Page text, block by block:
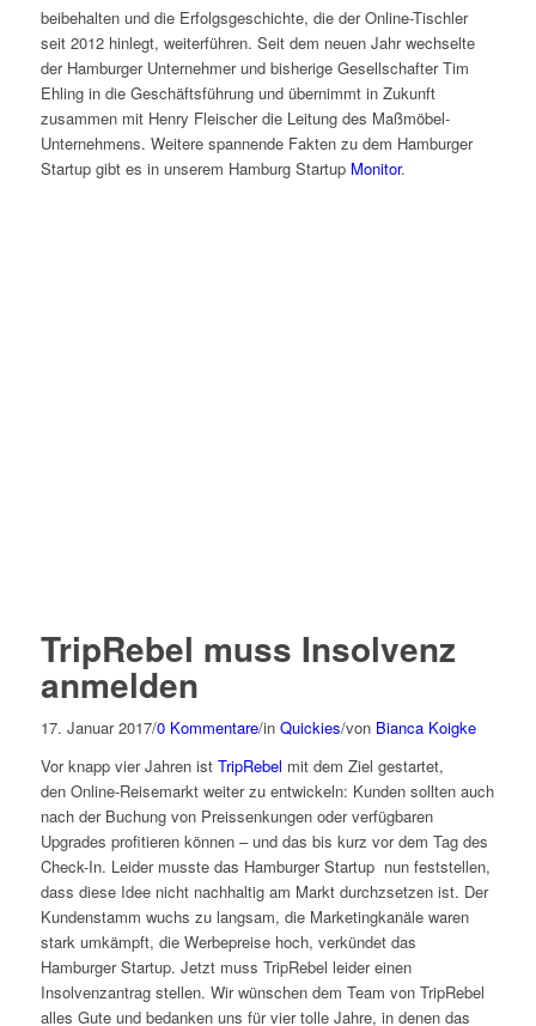
beibehalten und die Erfolgsgeschichte, die der Online-Tischler
seit 2012 hinlegt, weiterführen. Seit dem neuen Jahr wechselte
der Hamburger Unternehmer und bisherige Gesellschafter Tim
Ehling in die Geschäftsführung und übernimmt in Zukunft
zusammen mit Henry Fleischer die Leitung des Maßmöbel-
Unternehmens. Weitere spannende Fakten zu dem Hamburger
Startup gibt es in unserem Hamburg Startup Monitor.
TripRebel muss Insolvenz
anmelden
17. Januar 2017/0 Kommentare/in Quickies/von Bianca Koigke
Vor knapp vier Jahren ist TripRebel mit dem Ziel gestartet,
den Online-Reisemarkt weiter zu entwickeln: Kunden sollten auch
nach der Buchung von Preissenkungen oder verfügbaren
Upgrades profitieren können – und das bis kurz vor dem Tag des
Check-In. Leider musste das Hamburger Startup nun feststellen,
dass diese Idee nicht nachhaltig am Markt durchzsetzen ist. Der
Kundenstamm wuchs zu langsam, die Marketingkanäle waren
stark umkämpft, die Werbepreise hoch, verkündet das
Hamburger Startup. Jetzt muss TripRebel leider einen
Insolvenzantrag stellen. Wir wünschen dem Team von TripRebel
alles Gute und bedanken uns für vier tolle Jahre, in denen das